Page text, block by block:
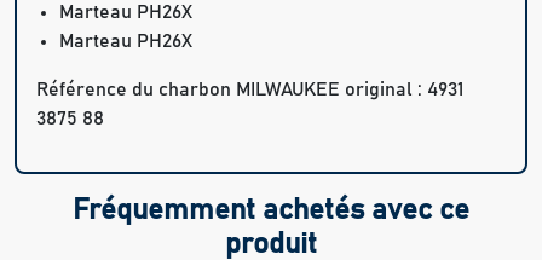
Marteau PH26X
Marteau PH26X
Référence du charbon MILWAUKEE original : 4931
3875 88
Fréquemment achetés avec ce
produit